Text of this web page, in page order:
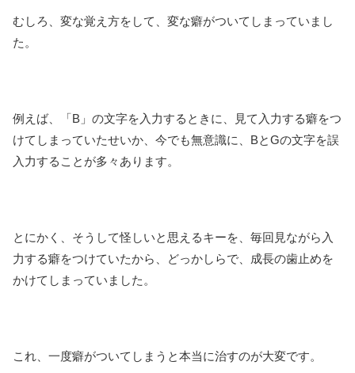
むしろ、変な覚え方をして、変な癖がついてしまっていまし
た。
例えば、「B」の文字を入力するときに、見て入力する癖をつ
けてしまっていたせいか、今でも無意識に、BとGの文字を誤
入力することが多々あります。
とにかく、そうして怪しいと思えるキーを、毎回見ながら入
力する癖をつけていたから、どっかしらで、成長の歯止めを
かけてしまっていました。
これ、一度癖がついてしまうと本当に治すのが大変です。